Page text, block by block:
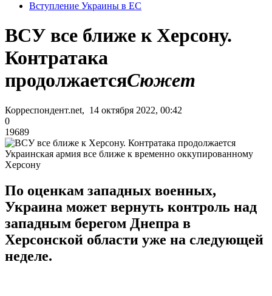
Вступление Украины в ЕС
ВСУ все ближе к Херсону.
Контратака
продолжаетсяСюжет
Корреспондент.net, 14 октября 2022, 00:42
0
19689
Украинская армия все ближе к временно оккупированному
Херсону
По оценкам западных военных,
Украина может вернуть контроль над
западным берегом Днепра в
Херсонской области уже на следующей
неделе.